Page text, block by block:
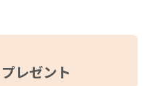
レゼント